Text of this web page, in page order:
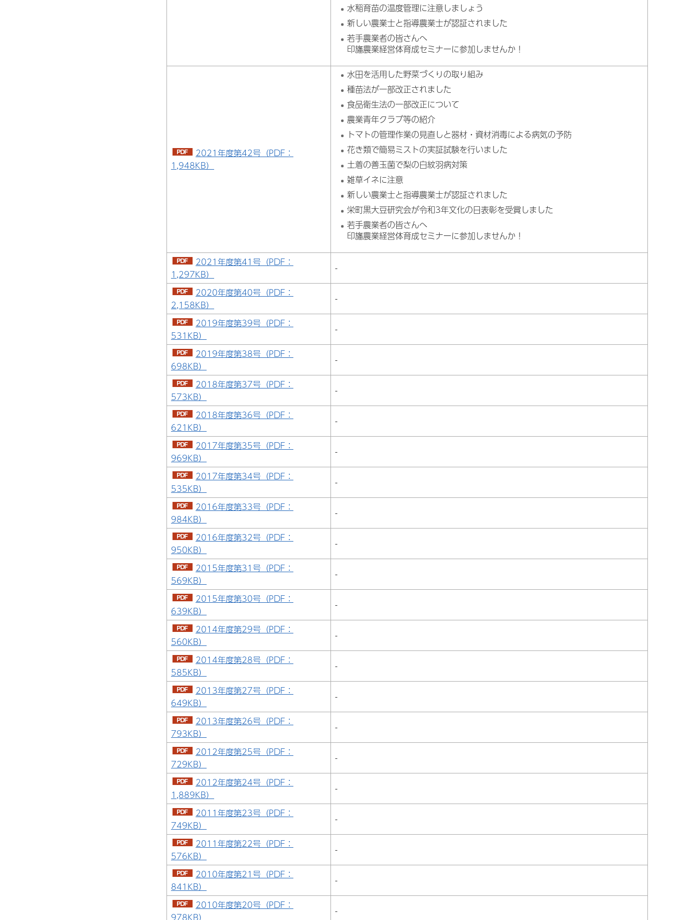
水稲育苗の温度管理に注意しましょう
新しい農業士と指導農業士が認証されました
若手農業者の皆さんへ
印旛農業経営体育成セミナーに参加しませんか！
2021年度第42号（PDF：
1,948KB）
水田を活用した野菜づくりの取り組み
種苗法が一部改正されました
食品衛生法の一部改正について
農業青年クラブ等の紹介
トマトの管理作業の見直しと器材・資材消毒による病気の予防
花き類で簡易ミストの実証試験を行いました
土着の善玉菌で梨の白紋羽病対策
雑草イネに注意
新しい農業士と指導農業士が認証されました
栄町黒大豆研究会が令和3年文化の日表彰を受賞しました
若手農業者の皆さんへ
印旛農業経営体育成セミナーに参加しませんか！
2021年度第41号（PDF：
1,297KB）
-
2020年度第40号（PDF：
2,158KB）
-
2019年度第39号（PDF：
531KB）
-
2019年度第38号（PDF：
698KB）
-
2018年度第37号（PDF：
573KB）
-
2018年度第36号（PDF：
621KB）
-
2017年度第35号（PDF：
969KB）
-
2017年度第34号（PDF：
535KB）
-
2016年度第33号（PDF：
984KB）
-
2016年度第32号（PDF：
950KB）
-
2015年度第31号（PDF：
569KB）
-
2015年度第30号（PDF：
639KB）
-
2014年度第29号（PDF：
560KB）
-
2014年度第28号（PDF：
585KB）
-
2013年度第27号（PDF：
649KB）
-
2013年度第26号（PDF：
793KB）
-
2012年度第25号（PDF：
729KB）
-
2012年度第24号（PDF：
1,889KB）
-
2011年度第23号（PDF：
749KB）
-
2011年度第22号（PDF：
576KB）
-
2010年度第21号（PDF：
841KB）
-
2010年度第20号（PDF：
978KB）
-